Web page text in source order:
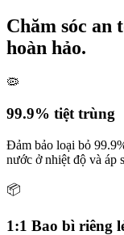
Chăm sóc an
hoàn hảo.
🦠
99.9% tiệt trùng
Đảm bảo loại bỏ
nước ở nhiệt độ và áp
📦
1:1 Bao bì riêng